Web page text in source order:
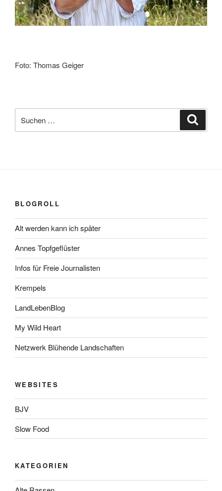
Foto: Thomas Geiger
nach:
BLOGROLL
Alt werden kann ich später
Annes Topfgeflüster
Infos für Freie Journalisten
Krempels
LandLebenBlog
My Wild Heart
Netzwerk Blühende Landschaften
WEBSITES
BJV
Slow Food
KATEGORIEN